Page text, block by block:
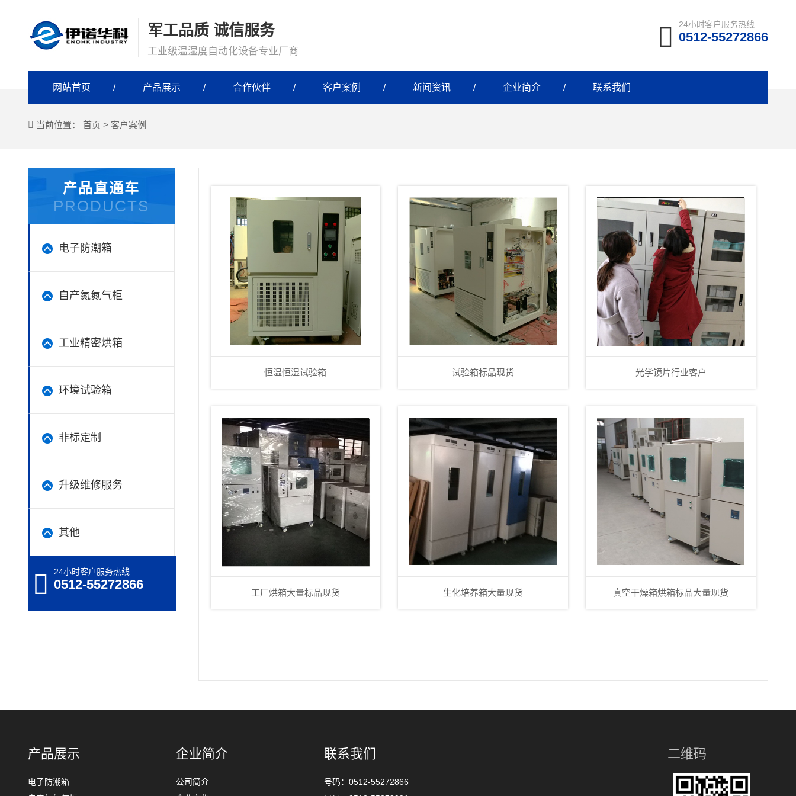
军工品质 诚信服务
工业级温湿度自动化设备专业厂商
24小时客户服务热线
0512-55272866
网站首页 产品展示 合作伙伴 客户案例 新闻资讯 企业简介 联系我们
当前位置： 首页 > 客户案例
产品直通车
PRODUCTS
电子防潮箱
自产氮氮气柜
工业精密烘箱
环境试验箱
非标定制
升级维修服务
其他
24小时客户服务热线
0512-55272866
恒温恒湿试验箱 试验箱标品现货 光学镜片行业客户
工厂烘箱大量标品现货 生化培养箱大量现货 真空干燥箱烘箱标品大量现货
产品展示
电子防潮箱
企业简介
公司简介
联系我们
号码：0512-55272866
二维码